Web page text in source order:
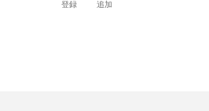
登録
追加